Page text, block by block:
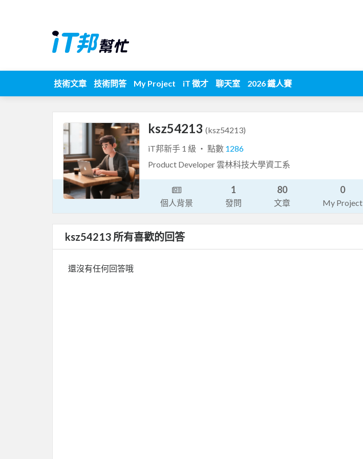
技術文章 技術問答 My Project iT 徵才 聊天室 2026 鐵人賽
ksz54213 (ksz54213)
iT邦新手 1 級 ‧ 點數 1286
Product Developer 雲林科技大學資工系
個人背景
1
發問
80
文章
0
My Project
ksz54213 所有喜歡的回答
還沒有任何回答哦